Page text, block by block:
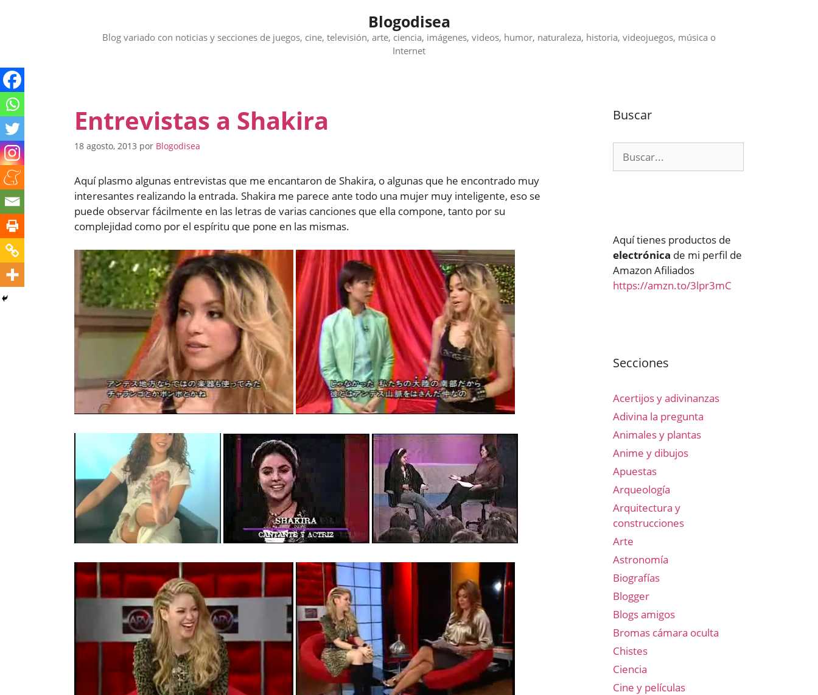
Blogodisea
Blog variado con noticias y secciones de juegos, cine, televisión, arte, ciencia, imágenes, videos, humor, naturaleza, historia, videojuegos, música o
Internet
Entrevistas a Shakira
18 agosto, 2013 por Blogodisea
Aquí plasmo algunas entrevistas que me encantaron de Shakira, o algunas que he encontrado muy
interesantes realizando la entrada. Shakira me parece ante todo una mujer muy inteligente, eso se
puede observar fácilmente en las letras de varias canciones que ella compone, tanto por su
complejidad como por el espíritu que pone en las mismas.
Buscar
Aquí tienes productos de
electrónica de mi perfil de
Amazon Afiliados
https://amzn.to/3lpr3mC
Secciones
Acertijos y adivinanzas
Adivina la pregunta
Animales y plantas
Anime y dibujos
Apuestas
Arqueología
Arquitectura y
construcciones
Arte
Astronomía
Biografías
Blogger
Blogs amigos
Bromas cámara oculta
Chistes
Ciencia
Cine y películas